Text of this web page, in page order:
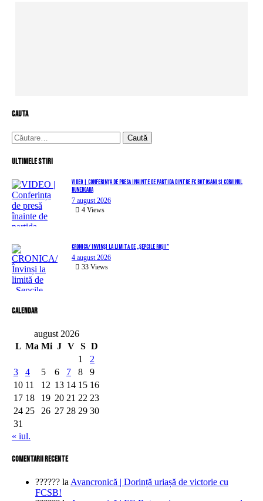
cauta
Caută
după:
Ultimele stiri
VIDEO | Conferința de presă înainte de partida dintre FC Botoșani și Corvinul
Hunedoara
7 august 2026
4 Views
CRONICA/ Învinși la limită de „Șepcile Roșii”
4 august 2026
33 Views
Calendar
august 2026
L Ma Mi J V S D
1
2
3
4 5 6 7 8
9
10 11 12 13 14 15 16
17 18 19 20 21 22 23
24 25 26 27 28 29 30
31
« iul.
comentarii recente
?????? la Avancronică | Dorință uriașă de victorie cu
FCSB!